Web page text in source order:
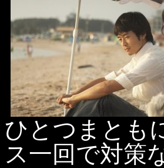
ひとつまとも
ス一回で対策